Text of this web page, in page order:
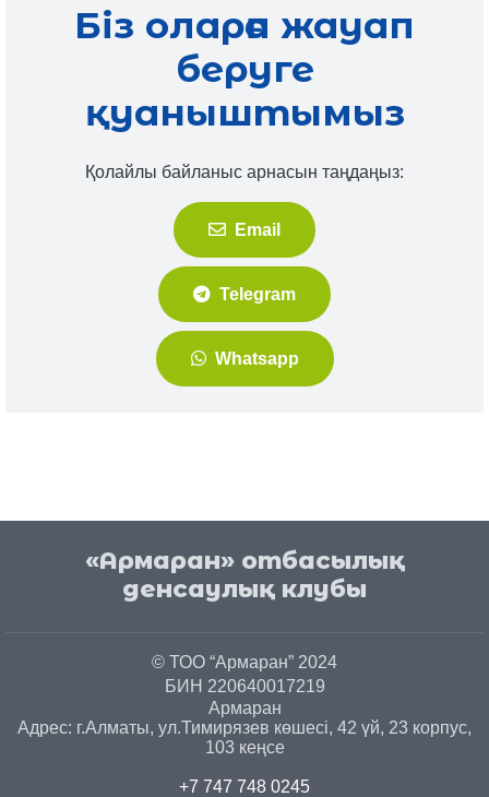
Біз оларға жауап
беруге
қуаныштымыз
Қолайлы байланыс арнасын таңдаңыз:
Email
Telegram
Whatsapp
«Армаран» отбасылық
денсаулық клубы
© ТОО “Армаран” 2024
БИН 220640017219
Армаран
Адрес: г.Алматы, ул.Тимирязев көшесі, 42 үй, 23 корпус,
103 кеңсе
+7 747 748 0245